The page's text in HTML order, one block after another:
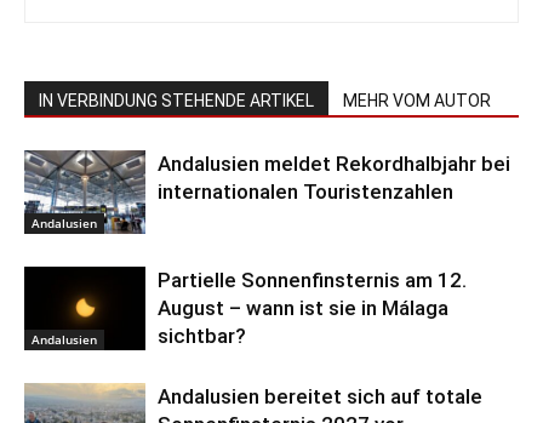
IN VERBINDUNG STEHENDE ARTIKEL MEHR VOM AUTOR
Andalusien
Andalusien meldet Rekordhalbjahr bei
internationalen Touristenzahlen
Andalusien
Partielle Sonnenfinsternis am 12.
August – wann ist sie in Málaga
sichtbar?
Andalusien bereitet sich auf totale